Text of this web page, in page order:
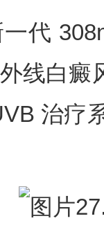
线白癜
治疗